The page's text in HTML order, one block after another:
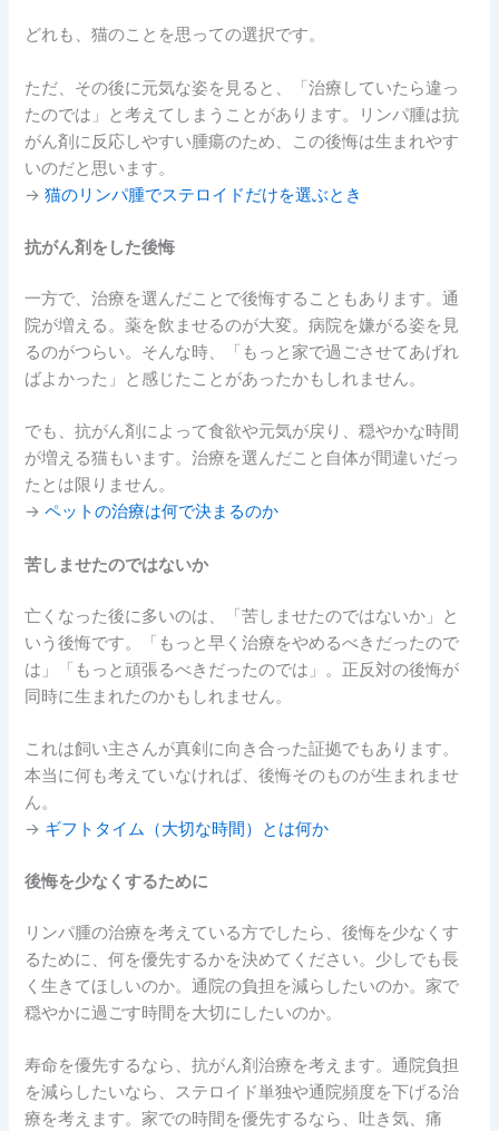
どれも、猫のことを思っての選択です。
ただ、その後に元気な姿を見ると、「治療していたら違っ
たのでは」と考えてしまうことがあります。リンパ腫は抗
がん剤に反応しやすい腫瘍のため、この後悔は生まれやす
いのだと思います。
→猫のリンパ腫でステロイドだけを選ぶとき
抗がん剤をした後悔
一方で、治療を選んだことで後悔することもあります。通
院が増える。薬を飲ませるのが大変。病院を嫌がる姿を見
るのがつらい。そんな時、「もっと家で過ごさせてあげれ
ばよかった」と感じたことがあったかもしれません。
でも、抗がん剤によって食欲や元気が戻り、穏やかな時間
が増える猫もいます。治療を選んだこと自体が間違いだっ
たとは限りません。
→ペットの治療は何で決まるのか
苦しませたのではないか
亡くなった後に多いのは、「苦しませたのではないか」と
いう後悔です。「もっと早く治療をやめるべきだったので
は」「もっと頑張るべきだったのでは」。正反対の後悔が
同時に生まれたのかもしれません。
これは飼い主さんが真剣に向き合った証拠でもあります。
本当に何も考えていなければ、後悔そのものが生まれませ
ん。
→ ギフトタイム（大切な時間）とは何か
後悔を少なくするために
リンパ腫の治療を考えている方でしたら、後悔を少なくす
るために、何を優先するかを決めてください。少しでも長
く生きてほしいのか。通院の負担を減らしたいのか。家で
穏やかに過ごす時間を大切にしたいのか。
寿命を優先するなら、抗がん剤治療を考えます。通院負担
を減らしたいなら、ステロイド単独や通院頻度を下げる治
療を考えます。家での時間を優先するなら、吐き気、痛